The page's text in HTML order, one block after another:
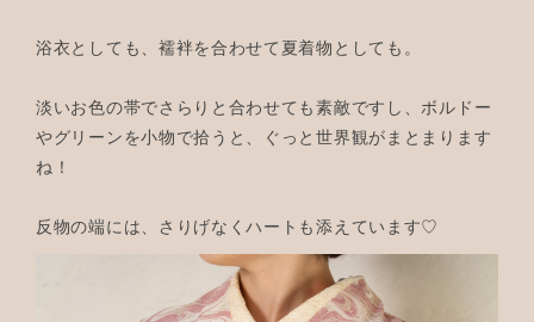
浴衣としても、襦袢を合わせて夏着物としても。
淡いお色の帯でさらりと合わせても素敵ですし、ボルドー
やグリーンを小物で拾うと、ぐっと世界観がまとまります
ね！
反物の端には、さりげなくハートも添えています♡